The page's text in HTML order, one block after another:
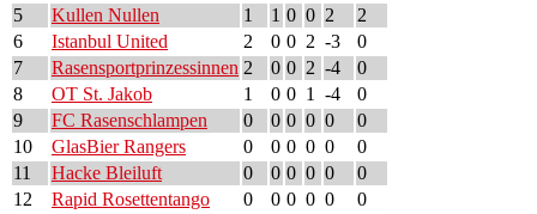
5
Kullen Nullen 1 1 0 0 2
2
6
Istanbul United 2 0 0 2 -3
0
7
Rasensportprinzessinnen 2 0 0 2 -4
0
8
OT St. Jakob 1 0 0 1 -4
0
9
FC Rasenschlampen 0 0 0 0 0
0
10
GlasBier Rangers 0 0 0 0 0
0
11
Hacke Bleiluft 0 0 0 0 0
0
12
Rapid Rosettentango 0 0 0 0 0
0